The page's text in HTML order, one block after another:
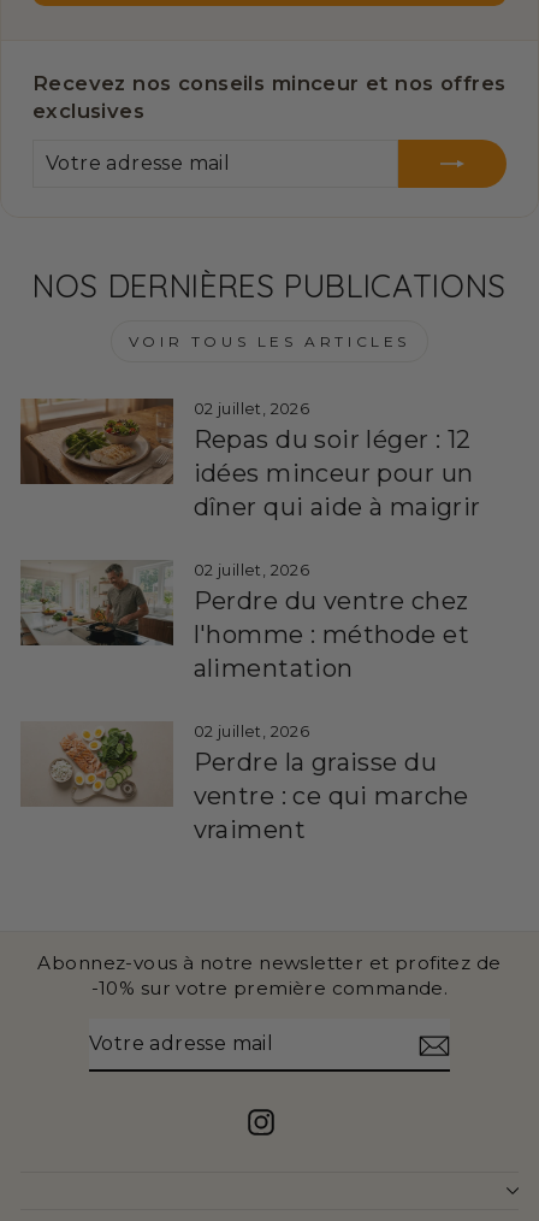
Recevez nos conseils minceur et nos offres
exclusives
ADRESSE
NOS DERNIÈRES PUBLICATIONS
VOIR TOUS LES ARTICLES
02 juillet, 2026
Repas du soir léger : 12
idées minceur pour un
dîner qui aide à maigrir
02 juillet, 2026
Perdre du ventre chez
l'homme : méthode et
alimentation
02 juillet, 2026
Perdre la graisse du
ventre : ce qui marche
vraiment
Abonnez-vous à notre newsletter et profitez de
-10% sur votre première commande.
ADRESSE
Instagram